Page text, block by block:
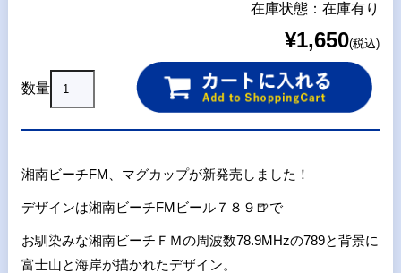
在庫状態：在庫有り
¥1,650(税込)
数量
湘南ビーチFM 、マグカップが新発売しました！
デザインは湘南ビーチFMビール７８９🍺で
お馴染みな湘南ビーチＦＭの周波数78.9MHzの789と背景に
富士山と海岸が描かれたデザイン。